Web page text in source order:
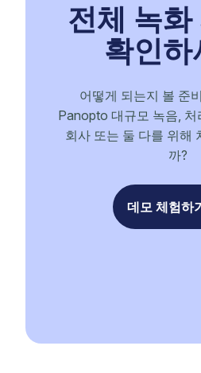
전체 녹
확인하
어떻게 되는지 볼 준
Panopto 대규모 녹음, 처
회사 또는 둘 다를 위해
까?
데모 체험하